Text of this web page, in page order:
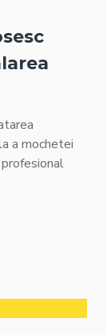
a mochetei